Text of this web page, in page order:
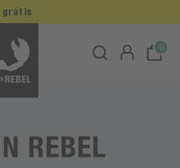
0
grátis